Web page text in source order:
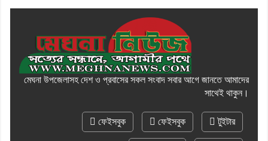
মেঘনা উপজেলাসহ দেশ ও প্রবাসের সকল সংবাদ সবার আগে জানতে আমাদের
সাথেই থাকুন।
ফেইসবুক ফেইসবুক টুইটার